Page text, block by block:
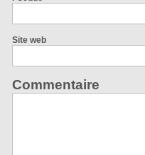
Site web
Commentaire